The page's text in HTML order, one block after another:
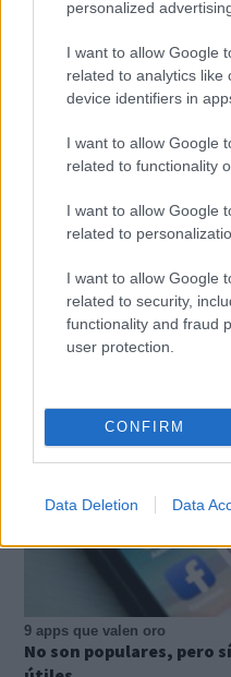
personalized
I want to allow Google
related to analytics like
device identifiers in
I want to allow Google
related to functionality
I want to allow Google
related to
I want to allow Google
related to security,
functionality and fraud
user protection.
CONFIRM
Data Deletion Data
Un verdadero MMORPG
de antes, pero mejor!
9 apps que valen oro
No son populares, pero